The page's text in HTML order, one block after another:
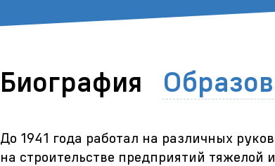
Биография
До 1941 года работал на различных
на строительстве предприятий тяжелой